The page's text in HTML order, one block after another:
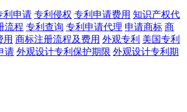
利申请 专利侵权 专利申请费用 知识产权代
流程 专利查询 专利申请代理 申请商标 商
用 商标注册流程及费用 外观专利 美国专利
请 外观设计专利保护期限 外观设计专利期